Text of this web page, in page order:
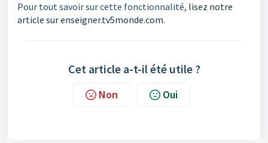
Pour tout savoir sur cette fonctionnalité, lisez notre
article sur enseigner.tv5monde.com.
Cet article a-t-il été utile ?
Non Oui